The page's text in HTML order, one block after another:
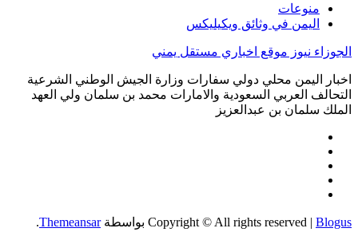
منوعات
اليمن في وثائق ويكيليكس
الجوزاء نيوز موقع اخباري مستقل يمني
اخبار اليمن محلي دولي سفارات وزارة الجيش الوطني الشرعية
التحالف العربي السعودية والامارات محمد بن سلمان ولي العهد
الملك سلمان بن عبدالعزيز
Copyright © All rights reserved | Blogus بواسطةThemeansar
.